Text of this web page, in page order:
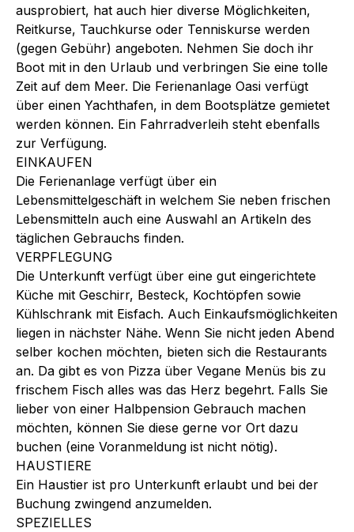
ausprobiert, hat auch hier diverse Möglichkeiten,
Reitkurse, Tauchkurse oder Tenniskurse werden
(gegen Gebühr) angeboten. Nehmen Sie doch ihr
Boot mit in den Urlaub und verbringen Sie eine tolle
Zeit auf dem Meer. Die Ferienanlage Oasi verfügt
über einen Yachthafen, in dem Bootsplätze gemietet
werden können. Ein Fahrradverleih steht ebenfalls
zur Verfügung.
EINKAUFEN
Die Ferienanlage verfügt über ein
Lebensmittelgeschäft in welchem Sie neben frischen
Lebensmitteln auch eine Auswahl an Artikeln des
täglichen Gebrauchs finden.
VERPFLEGUNG
Die Unterkunft verfügt über eine gut eingerichtete
Küche mit Geschirr, Besteck, Kochtöpfen sowie
Kühlschrank mit Eisfach. Auch Einkaufsmöglichkeiten
liegen in nächster Nähe. Wenn Sie nicht jeden Abend
selber kochen möchten, bieten sich die Restaurants
an. Da gibt es von Pizza über Vegane Menüs bis zu
frischem Fisch alles was das Herz begehrt. Falls Sie
lieber von einer Halbpension Gebrauch machen
möchten, können Sie diese gerne vor Ort dazu
buchen (eine Voranmeldung ist nicht nötig).
HAUSTIERE
Ein Haustier ist pro Unterkunft erlaubt und bei der
Buchung zwingend anzumelden.
SPEZIELLES